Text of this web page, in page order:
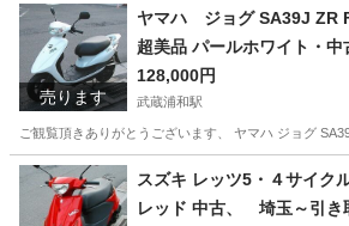
埼玉 さいたま市 武蔵浦和駅 タイヤ、ホ
アルミホイール
売ります
ヤマハ ジョグ SA39J ZR FI 実働 ４サイクル・
超美品 パールホワイト・
定です
128,000円
武蔵浦和駅
ご観覧頂きありがとうございます、 ヤマハ ジョグ
埼玉 さいたま市 ホンダ
スズキ レッツ5・４サイ
レッド 中古、 埼玉～引き